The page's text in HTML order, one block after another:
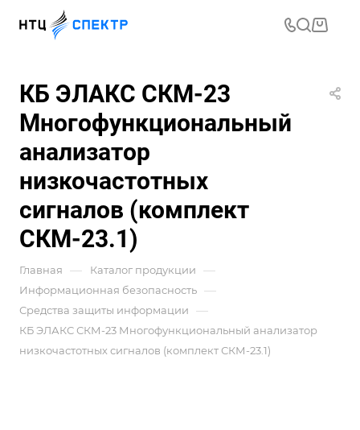
КБ ЭЛАКС СКМ-23
Многофункциональный
анализатор
низкочастотных
сигналов (комплект
СКМ-23.1)
Главная — Каталог продукции —
Информационная безопасность —
Средства защиты информации —
КБ ЭЛАКС СКМ-23 Многофункциональный анализатор
низкочастотных сигналов (комплект СКМ-23.1)